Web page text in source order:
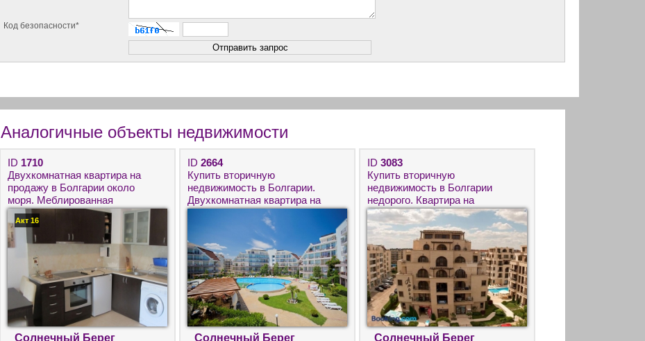
Код безопасности*
Аналогичные объекты недвижимости
ID 1710
Двухкомнатная квартира на
продажу в Болгарии около
моря. Меблированная
вторичная недвижимость на
Солнечном Берегу.
Акт 16
Солнечный Берег
ID 2664
Купить вторичную
недвижимость в Болгарии.
Двухкомнатная квартира на
Солнечном Берегу для ПМЖ.
Солнечный Берег
ID 3083
Купить вторичную
недвижимость в Болгарии
недорого. Квартира на
Солнечном Берегу в комплексе
Амара.
Солнечный Берег